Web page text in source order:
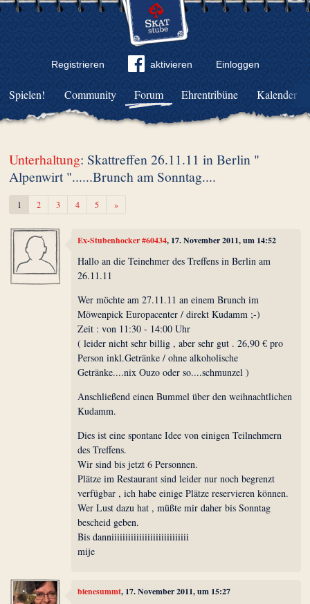
Registrieren aktivieren Einloggen
Community Forum Ehrentribüne Kalender
Spielen!
Unterhaltung: Skattreffen 26.11.11 in Berlin "
Alpenwirt "......Brunch am Sonntag....
1 2 3 4 5 »Weiter
Ex-Stubenhocker #60434, 17. November 2011, um 14:52
Hallo an die Teinehmer des Treffens in Berlin am
26.11.11
Wer möchte am 27.11.11 an einem Brunch im
Möwenpick Europacenter / direkt Kudamm ;-)
Zeit : von 11:30 - 14:00 Uhr
( leider nicht sehr billig , aber sehr gut . 26,90 € pro
Person inkl.Getränke / ohne alkoholische
Getränke....nix Ouzo oder so....schmunzel )
Anschließend einen Bummel über den weihnachtlichen
Kudamm.
Dies ist eine spontane Idee von einigen Teilnehmern
des Treffens.
Wir sind bis jetzt 6 Personnen.
Plätze im Restaurant sind leider nur noch begrenzt
verfügbar , ich habe einige Plätze reservieren können.
Wer Lust dazu hat , müßte mir daher bis Sonntag
bescheid geben.
Bis danniiiiiiiiiiiiiiiiiiiiiiiiiiii
mije
bienesummt, 17. November 2011, um 15:27